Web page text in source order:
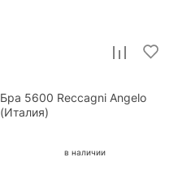
Бра 5600 Reccagni Angelo
(Италия)
в наличии